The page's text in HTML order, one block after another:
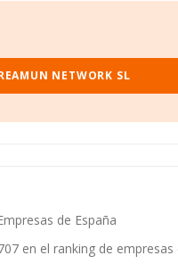
NETWORK SL
de España
en el ranking de